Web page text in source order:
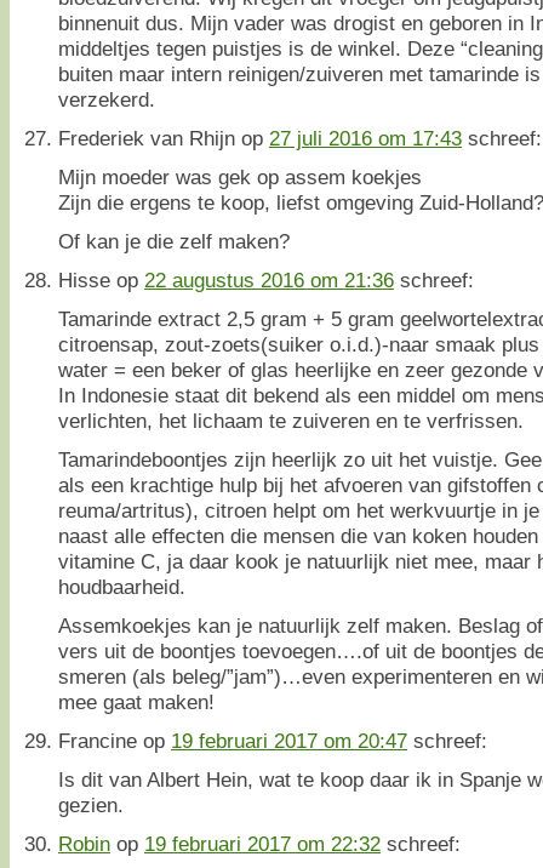
binnenuit dus. Mijn vader was drogist en geboren in
middeltjes tegen puistjes is de winkel. Deze
buiten maar intern reinigen/zuiveren met tamarinde
verzekerd.
Frederiek van Rhijn op 27 juli 2016 om 17:43 schreef:
Mijn moeder was gek op assem koekjes
Zijn die ergens te koop, liefst omgeving Zuid-Holland?
Of kan je die zelf maken?
Hisse op 22 augustus 2016 om 21:36 schreef:
Tamarinde extract 2,5 gram + 5 gram
citroensap, zout-zoets(suiker o.i.d.)-naar smaak
water = een beker of glas heerlijke en zeer gezonde
In Indonesie staat dit bekend als een middel om
verlichten, het lichaam te zuiveren en te verfrissen.
Tamarindeboontjes zijn heerlijk zo uit het vuistje.
als een krachtige hulp bij het afvoeren van gifstoffen
reuma/artritus), citroen helpt om het werkvuurtje in
naast alle effecten die mensen die van koken
vitamine C, ja daar kook je natuurlijk niet mee, maar
houdbaarheid.
Assemkoekjes kan je natuurlijk zelf maken. Beslag
vers uit de boontjes toevoegen….of uit de boontjes
smeren (als beleg/”jam”)…even experimenteren en
mee gaat maken!
Francine op 19 februari 2017 om 20:47 schreef:
Is dit van Albert Hein, wat te koop daar ik in Spanje
gezien.
Robin op 19 februari 2017 om 22:32 schreef: